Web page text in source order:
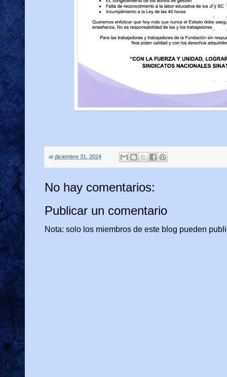
atdiciembre 31, 2024
No hay comentarios:
Publicar un comentario
Nota: solo los miembros de este blog pueden